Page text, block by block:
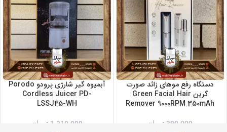
دستگاه رفع موهای زائد صورت
گرین Green Facial Hair
Remover 9000RPM 350mAh
390,000 تومان
آبمیوه گیر شارژی پرودو Porodo
Cordless Juicer PD-
LSSJ45-WH
1,210,000 تومان